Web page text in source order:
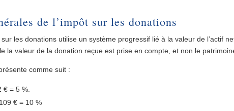
de l’impôt sur les donations
sur les donations utilise un système progressif lié à la valeur de l’actif
la valeur de la donation reçue est prise en compte, et non le
comme suit :
€ = 5 %.
€ = 10 %